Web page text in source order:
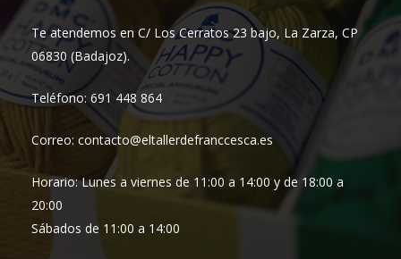
Te atendemos en C/ Los Cerratos 23 bajo, La Zarza, CP
06830 (Badajoz).
Teléfono: 691 448 864
Correo: contacto@eltallerdefranccesca.es
Horario: Lunes a viernes de 11:00 a 14:00 y de 18:00 a
20:00
Sábados de 11:00 a 14:00